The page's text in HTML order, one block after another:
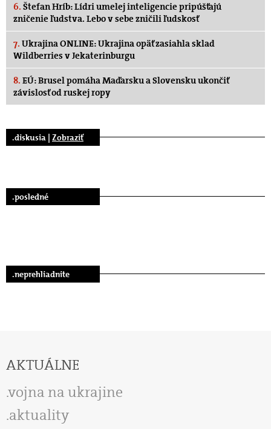
6. Štefan Hríb: Lídri umelej inteligencie pripúšťajú
zničenie ľudstva. Lebo v sebe zničili ľudskosť
7. Ukrajina ONLINE: Ukrajina opäť zasiahla sklad
Wildberries v Jekaterinburgu
8. EÚ: Brusel pomáha Maďarsku a Slovensku ukončiť
závislosť od ruskej ropy
.diskusia | Zobraziť
.posledné
.neprehliadnite
AKTUÁLNE
vojna na ukrajine
aktuality